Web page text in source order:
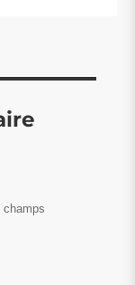
champs